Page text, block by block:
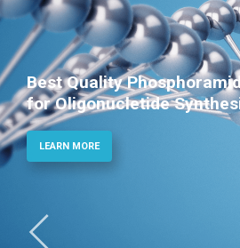
Best Quality
for Oligonucletide
LEARN MORE